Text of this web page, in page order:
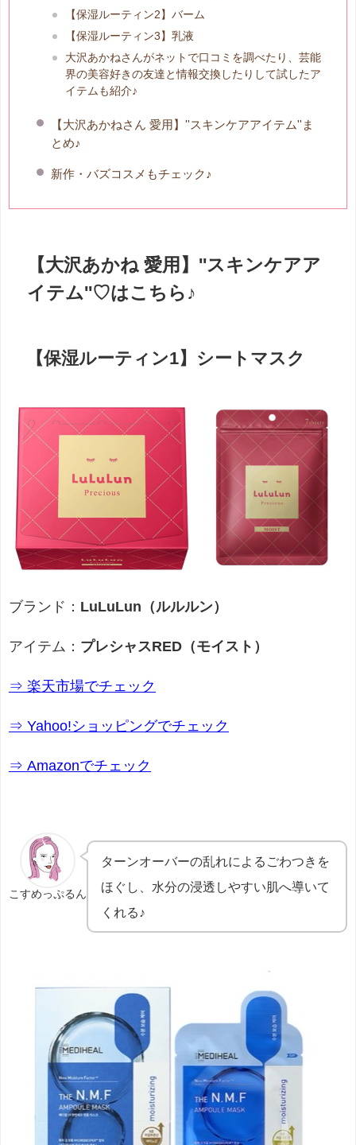
【保湿ルーティン2】バーム
【保湿ルーティン3】乳液
大沢あかねさんがネットで口コミを調べたり、芸能
界の美容好きの友達と情報交換したりして試したア
イテムも紹介♪
【大沢あかねさん 愛用】''スキンケアアイテム''ま
とめ♪
新作・バズコスメもチェック♪
【大沢あかね 愛用】''スキンケアア
イテム''♡はこちら♪
【保湿ルーティン1】シートマスク
ブランド： LuLuLun（ルルルン）
アイテム： プレシャスRED（モイスト）
⇒ 楽天市場でチェック
⇒ Yahoo!ショッピングでチェック
⇒ Amazonでチェック
こすめっぷるん
ターンオーバーの乱れによるごわつきを
ほぐし、水分の浸透しやすい肌へ導いて
くれる♪